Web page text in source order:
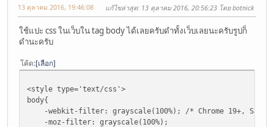
13 ตุลาคม 2016, 19:46:08 แก้ไขล่าสุด: 13 ตุลาคม 2016, 20:56:23 โดย botnick
ใช้แปะ css ในเว็บใน tag body ได้เลยครับดำทั้งเว็บเลยนะครับรูปก็
ดำนะครับ
โค้ด เลือก
<style type='text/css'>
body{
-webkit-filter: grayscale(100%); /* Chrome 19+,
-moz-filter: grayscale(100%);